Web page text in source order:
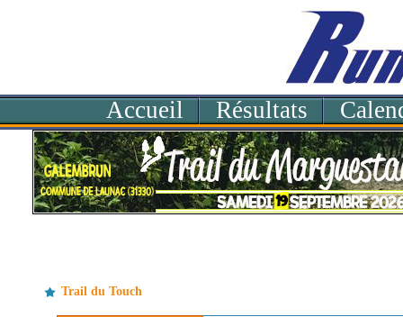
Accueil Résultats
Trail du Touch